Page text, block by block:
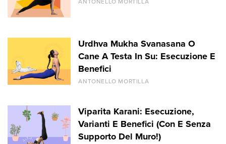
Urdhva Mukha Svanasana O
Cane A Testa In Su: Esecuzione E
Benefici
ANTONELLO MORTILLA
Viparita Karani: Esecuzione,
Varianti E Benefici (Con E Senza
Supporto Del Muro!)